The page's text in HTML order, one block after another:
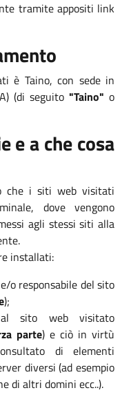
tramite appositi link
è Taino, con sede in
(di seguito"Taino" o
e a che cosa
che i siti web visitati
dove vengono
agli stessi siti alla
installati:
o responsabile del sito
);
al sito web visitato
parte) e ciò in virtù
di elementi
diversi (ad esempio
di altri domini ecc..).